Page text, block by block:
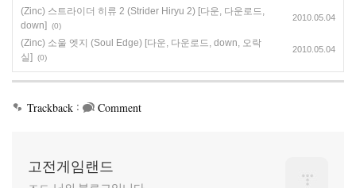
(Zinc) 스트라이더 히류 2 (Strider Hiryu 2) [다운, 다운로드,
down]
(0)
2010.05.04
(Zinc) 소울 엣지 (Soul Edge) [다운, 다운로드, down, 오락
실]
(0)
2010.05.04
Trackback : Comment
고전게임랜드